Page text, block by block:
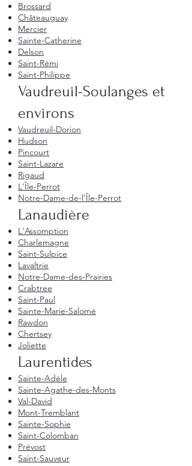
Brossard
Châteauguay
Mercier
Sainte-Catherine
Delson
Saint-Rémi
Saint-Philippe
Vaudreuil-Soulanges et
environs
Vaudreuil-Dorion
Hudson
Pincourt
Saint-Lazare
Rigaud
L'Île-Perrot
Notre-Dame-de-l'Île-Perrot
Lanaudière
L'Assomption
Charlemagne
Saint-Sulpice
Lavaltrie
Notre-Dame-des-Prairies
Crabtree
Saint-Paul
Sainte-Marie-Salomé
Rawdon
Chertsey
Joliette
Laurentides
Sainte-Adèle
Sainte-Agathe-des-Monts
Val-David
Mont-Tremblant
Sainte-Sophie
Saint-Colomban
Prévost
Saint-Sauveur